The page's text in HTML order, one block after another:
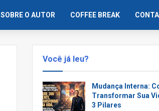
SOBRE O AUTOR COFFEE BREAK
Você já leu?
Mudança Interna:
Transformar Sua
3 Pilares